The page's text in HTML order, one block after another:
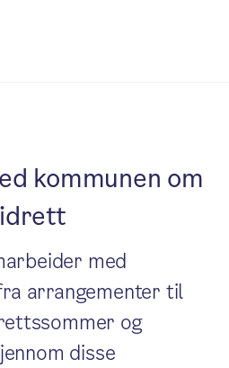
kommunen om
med
arrangementer til
og
disse